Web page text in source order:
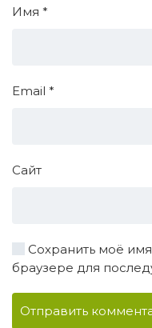
Имя *
Email *
Сайт
Сохранить моё
браузере для
Отправить